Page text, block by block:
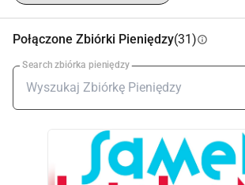
Połączone Zbiórki Pieniędzy(31)info
Search zbiórka pieniędzy